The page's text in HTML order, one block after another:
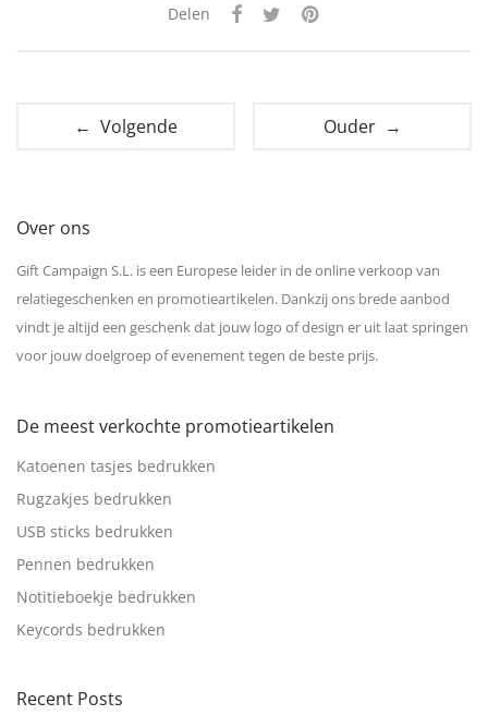
Delen
← Volgende Ouder →
Over ons
Gift Campaign S.L. is een Europese leider in de online verkoop van
relatiegeschenken en promotieartikelen. Dankzij ons brede aanbod
vindt je altijd een geschenk dat jouw logo of design er uit laat springen
voor jouw doelgroep of evenement tegen de beste prijs.
De meest verkochte promotieartikelen
Katoenen tasjes bedrukken
Rugzakjes bedrukken
USB sticks bedrukken
Pennen bedrukken
Notitieboekje bedrukken
Keycords bedrukken
Recent Posts